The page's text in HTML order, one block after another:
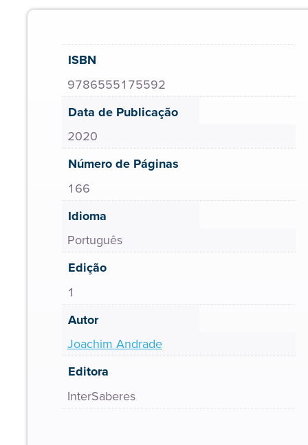
ISBN
9786555175592
Data de Publicação
2020
Número de Páginas
166
Idioma
Português
Edição
1
Autor
Joachim Andrade
Editora
InterSaberes